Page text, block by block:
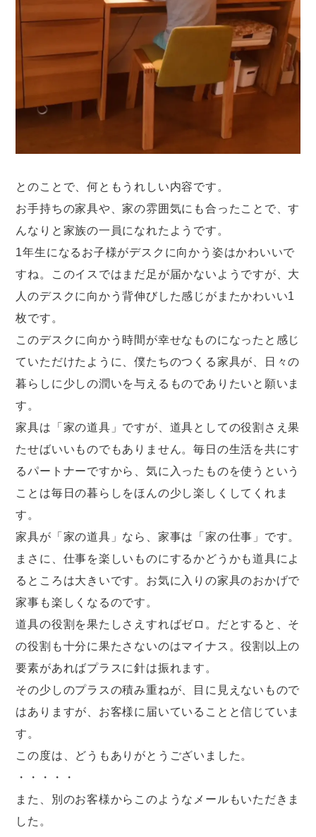
とのことで、何ともうれしい内容です。
お手持ちの家具や、家の雰囲気にも合ったことで、す
んなりと家族の一員になれたようです。
1年生になるお子様がデスクに向かう姿はかわいいで
すね。このイスではまだ足が届かないようですが、大
人のデスクに向かう背伸びした感じがまたかわいい1
枚です。
このデスクに向かう時間が幸せなものになったと感じ
ていただけたように、僕たちのつくる家具が、日々の
暮らしに少しの潤いを与えるものでありたいと願いま
す。
家具は「家の道具」ですが、道具としての役割さえ果
たせばいいものでもありません。毎日の生活を共にす
るパートナーですから、気に入ったものを使うという
ことは毎日の暮らしをほんの少し楽しくしてくれま
す。
家具が「家の道具」なら、家事は「家の仕事」です。
まさに、仕事を楽しいものにするかどうかも道具によ
るところは大きいです。お気に入りの家具のおかげで
家事も楽しくなるのです。
道具の役割を果たしさえすればゼロ。だとすると、そ
の役割も十分に果たさないのはマイナス。役割以上の
要素があればプラスに針は振れます。
その少しのプラスの積み重ねが、目に見えないもので
はありますが、お客様に届いていることと信じていま
す。
この度は、どうもありがとうございました。
・・・・・
また、別のお客様からこのようなメールもいただきま
した。